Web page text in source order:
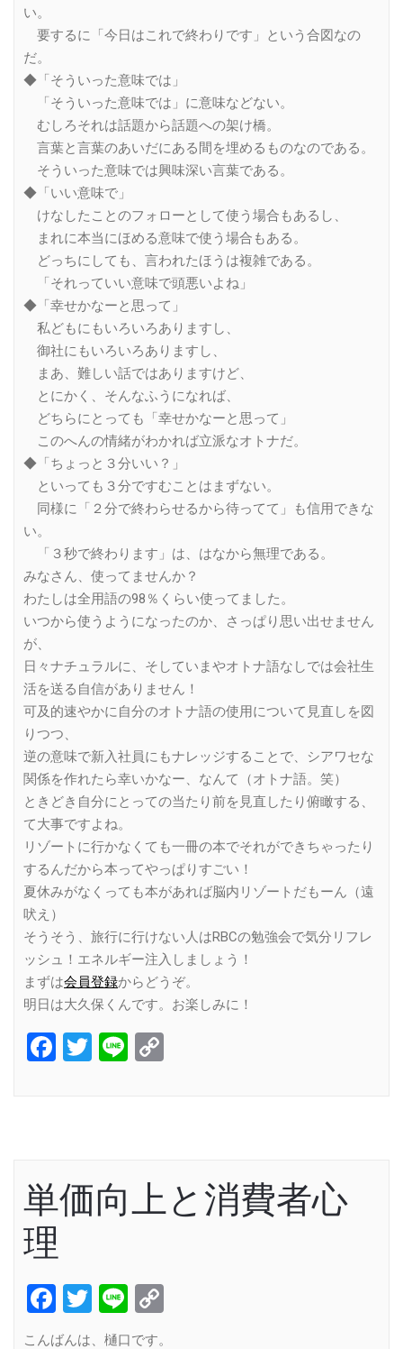
い。
要するに「今日はこれで終わりです」という合図なの
だ。
◆「そういった意味では」
「そういった意味では」に意味などない。
むしろそれは話題から話題への架け橋。
言葉と言葉のあいだにある間を埋めるものなのである。
そういった意味では興味深い言葉である。
◆「いい意味で」
けなしたことのフォローとして使う場合もあるし、
まれに本当にほめる意味で使う場合もある。
どっちにしても、言われたほうは複雑である。
「それっていい意味で頭悪いよね」
◆「幸せかなーと思って」
私どもにもいろいろありますし、
御社にもいろいろありますし、
まあ、難しい話ではありますけど、
とにかく、そんなふうになれば、
どちらにとっても「幸せかなーと思って」
このへんの情緒がわかれば立派なオトナだ。
◆「ちょっと３分いい？」
といっても３分ですむことはまずない。
同様に「２分で終わらせるから待ってて」も信用できな
い。
「３秒で終わります」は、はなから無理である。
みなさん、使ってませんか？
わたしは全用語の98％くらい使ってました。
いつから使うようになったのか、さっぱり思い出せません
が、
日々ナチュラルに、そしていまやオトナ語なしでは会社生
活を送る自信がありません！
可及的速やかに自分のオトナ語の使用について見直しを図
りつつ、
逆の意味で新入社員にもナレッジすることで、シアワセな
関係を作れたら幸いかなー、なんて（オトナ語。笑）
ときどき自分にとっての当たり前を見直したり俯瞰する、
て大事ですよね。
リゾートに行かなくても一冊の本でそれができちゃったり
するんだから本ってやっぱりすごい！
夏休みがなくっても本があれば脳内リゾートだもーん（遠
吠え）
そうそう、旅行に行けない人はRBCの勉強会で気分リフレ
ッシュ！エネルギー注入しましょう！
まずは会員登録からどうぞ。
明日は大久保くんです。お楽しみに！
Facebook
Twitter
Line
単価向上と消費者心
理
Facebook
Twitter
Line
こんばんは、樋口です。